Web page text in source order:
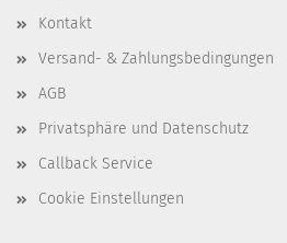
Kontakt
Versand- & Zahlungsbedingungen
AGB
Privatsphäre und Datenschutz
Callback Service
Cookie Einstellungen